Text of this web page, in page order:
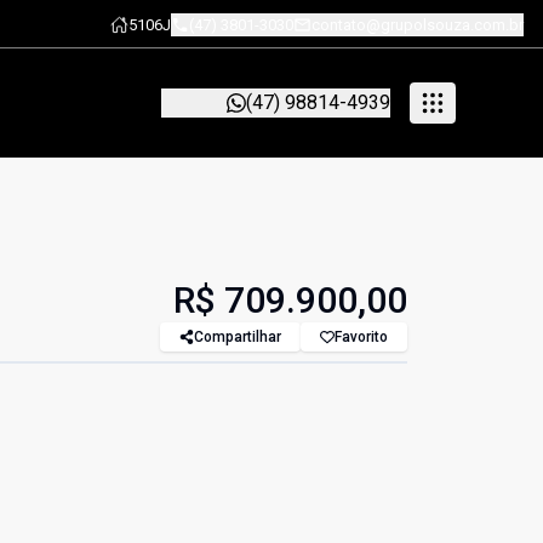
5106J
(47) 98814-4939
R$ 709.900,00
Compartilhar Favorito